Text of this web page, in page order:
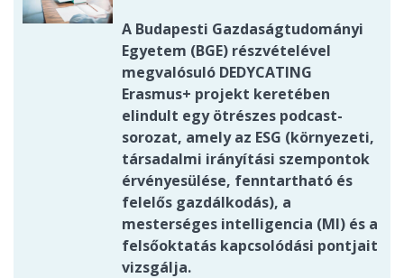
A Budapesti Gazdaságtudományi
Egyetem (BGE) részvételével
megvalósuló DEDYCATING
Erasmus+ projekt keretében
elindult egy ötrészes podcast-
sorozat, amely az ESG (környezeti,
társadalmi irányítási szempontok
érvényesülése, fenntartható és
felelős gazdálkodás), a
mesterséges intelligencia (MI) és a
felsőoktatás kapcsolódási pontjait
vizsgálja.